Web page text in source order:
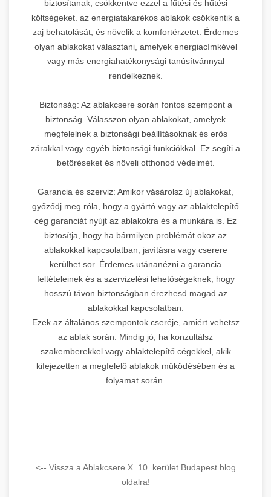
biztosítanak, csökkentve ezzel a fűtési és hűtési
költségeket. az energiatakarékos ablakok csökkentik a
zaj behatolását, és növelik a komfortérzetet. Érdemes
olyan ablakokat választani, amelyek energiacímkével
vagy más energiahatékonysági tanúsítvánnyal
rendelkeznek.
Biztonság: Az ablakcsere során fontos szempont a
biztonság. Válasszon olyan ablakokat, amelyek
megfelelnek a biztonsági beállításoknak és erős
zárakkal vagy egyéb biztonsági funkciókkal. Ez segíti a
betöréseket és növeli otthonod védelmét.
Garancia és szerviz: Amikor vásárolsz új ablakokat,
győződj meg róla, hogy a gyártó vagy az ablaktelepítő
cég garanciát nyújt az ablakokra és a munkára is. Ez
biztosítja, hogy ha bármilyen problémát okoz az
ablakokkal kapcsolatban, javításra vagy cserere
kerülhet sor. Érdemes utánanézni a garancia
feltételeinek és a szervizelési lehetőségeknek, hogy
hosszú távon biztonságban érezhesd magad az
ablakokkal kapcsolatban.
Ezek az általános szempontok cseréje, amiért vehetsz
az ablak során. Mindig jó, ha konzultálsz
szakemberekkel vagy ablaktelepítő cégekkel, akik
kifejezetten a megfelelő ablakok működésében és a
folyamat során.
<-- Vissza a Ablakcsere X. 10. kerület Budapest blog
oldalra!